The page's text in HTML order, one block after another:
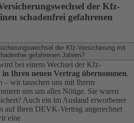
der Kfz-
schadenfrei gefahrenen
der Kfz-Versicherung mit
gefahrenen Jahren?
bei einem Wechsel der Kfz-
in Ihren neuen Vertrag übernommen.
– wir tauschen uns mit Ihrem
uns um alles Nötige. Sie waren
Auch ein im Ausland erworbener
auf Ihren DEVK-Vertrag angerechnet
eine